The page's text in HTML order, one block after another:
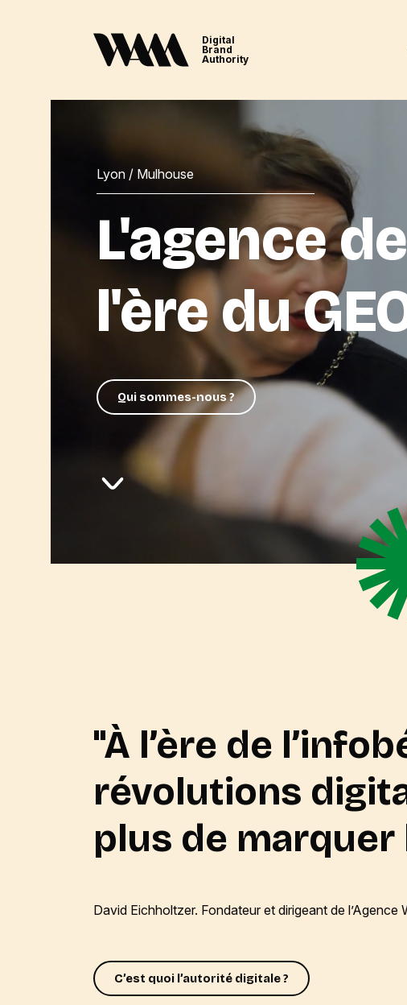
Digital
Brand
Authority
Lyon / Mulhouse
L'agence
l'ère du
Qui sommes-nous ?
"À l’ère de
révolutions
plus de
David Eichholtzer. Fondateur et dirigeant de l’Agence
C’est quoi l’autorité digitale ?